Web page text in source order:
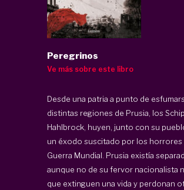
Peregrinos
Ve más sobre este libro
Desde una patria a punto de
distintas regiones de Prusia, los
Hahlbrock, huyen, junto con su
un éxodo suscitado por los horrores
Guerra Mundial. Prusia existía
aunque no de su fervor nacionalista
que extinguen una vida y perdonan